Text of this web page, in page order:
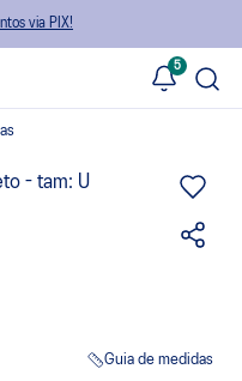
via PIX!
5
- tam: U
Guia de medidas